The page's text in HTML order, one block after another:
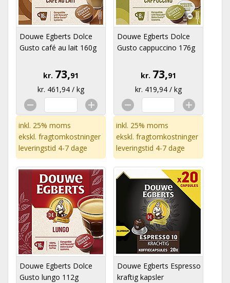
Douwe Egberts Dolce
Gusto café au lait 160g
kr. 73,91
kr. 461,94 / kg
inkl. 25% moms
ekskl. fragtomkostninger
leveringstid 4-7 dage
Douwe Egberts Dolce
Gusto cappuccino 176g
kr. 73,91
kr. 419,94 / kg
inkl. 25% moms
ekskl. fragtomkostninger
leveringstid 4-7 dage
Douwe Egberts Dolce
Gusto lungo 112g
Douwe Egberts Espresso
kraftig kapsler